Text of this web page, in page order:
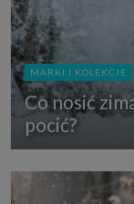
MARKI I KOLEKCJE
Co nosić
pocić?